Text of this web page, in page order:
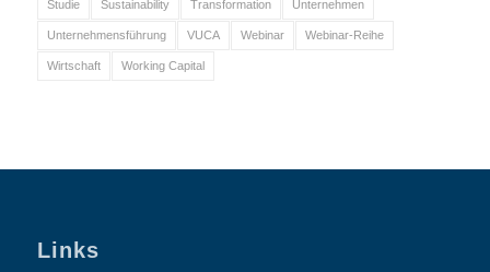
Studie Sustainability Transformation Unternehmen
Unternehmensführung VUCA Webinar Webinar-Reihe
Wirtschaft Working Capital
Links